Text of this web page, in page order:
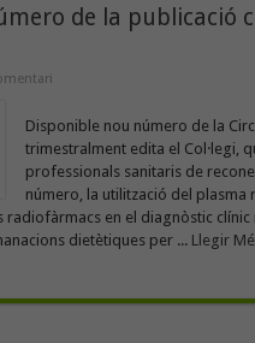
de la publicació
Disponible nou número de la
trimestralment edita el Col·legi,
professionals sanitaris de
número, la utilització del plasma
en el diagnòstic clínic
dietètiques per ... Llegir